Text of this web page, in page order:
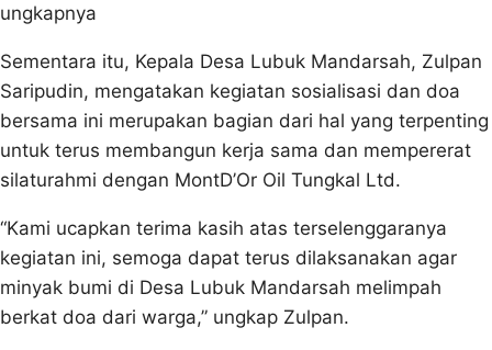
ungkapnya
Sementara itu, Kepala Desa Lubuk Mandarsah, Zulpan
Saripudin, mengatakan kegiatan sosialisasi dan doa
bersama ini merupakan bagian dari hal yang terpenting
untuk terus membangun kerja sama dan mempererat
silaturahmi dengan MontD’Or Oil Tungkal Ltd.
“Kami ucapkan terima kasih atas terselenggaranya
kegiatan ini, semoga dapat terus dilaksanakan agar
minyak bumi di Desa Lubuk Mandarsah melimpah
berkat doa dari warga,” ungkap Zulpan.